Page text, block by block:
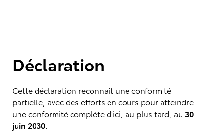
Déclaration
Cette déclaration reconnaît une conformité
partielle, avec des efforts en cours pour atteindre
une conformité complète d'ici, au plus tard, au 30
juin 2030